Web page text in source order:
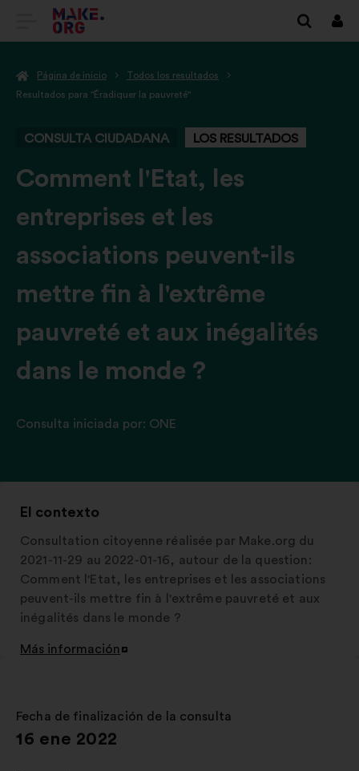
IR
LA
DE
INICIO
DE
MAKE.ORG
Página de inicio
Todos los resultados
Resultados para "Éradiquer la pauvreté"
CONSULTA CIUDADANA LOS RESULTADOS
-
Comment l'Etat, les
entreprises et les
associations peuvent-ils
mettre fin à l'extrême
pauvreté et aux inégalités
dans le monde ?
Consulta iniciada por: ONE
El contexto
Consultation citoyenne réalisée par Make.org du
2021-11-29 au 2022-01-16, autour de la question:
Comment l'Etat, les entreprises et les associations
peuvent-ils mettre fin à l'extrême pauvreté et aux
inégalités dans le monde ?
Más información
Abrir
nueva
pestaña
Fecha de finalización de la consulta
:
16 ene 2022